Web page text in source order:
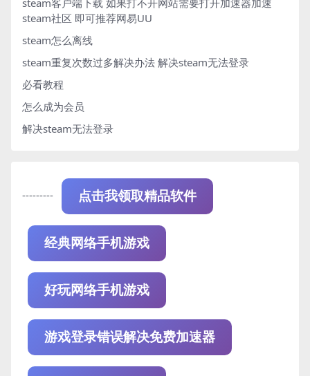
steam客户端下载 如果打不开网站需要打开加速器加速
steam社区 即可推荐网易UU
steam怎么离线
steam重复次数过多解决办法 解决steam无法登录
必看教程
怎么成为会员
解决steam无法登录
--------- 点击我领取精品软件
经典网络手机游戏
好玩网络手机游戏
游戏登录错误解决免费加速器